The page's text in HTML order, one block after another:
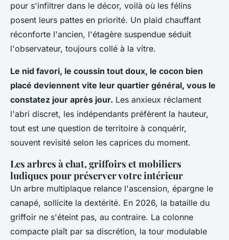
pour s'infiltrer dans le décor, voilà où les félins
posent leurs pattes en priorité. Un plaid chauffant
réconforte l'ancien, l'étagère suspendue séduit
l'observateur, toujours collé à la vitre.
Le nid favori, le coussin tout doux, le cocon bien
placé deviennent vite leur quartier général, vous le
constatez jour après jour. Les anxieux réclament
l'abri discret, les indépendants préfèrent la hauteur,
tout est une question de territoire à conquérir,
souvent revisité selon les caprices du moment.
Les arbres à chat, griffoirs et mobiliers
ludiques pour préserver votre intérieur
Un arbre multiplaque relance l'ascension, épargne le
canapé, sollicite la dextérité. En 2026, la bataille du
griffoir ne s'éteint pas, au contraire. La colonne
compacte plaît par sa discrétion, la tour modulable